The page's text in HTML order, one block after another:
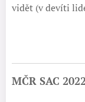
vidět (v devíti
MČR SAC